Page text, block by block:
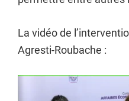
La vidéo de
Agresti-Roubache :